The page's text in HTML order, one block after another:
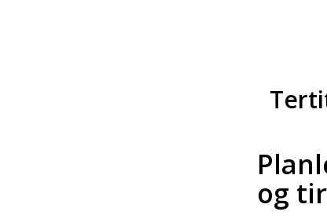
og